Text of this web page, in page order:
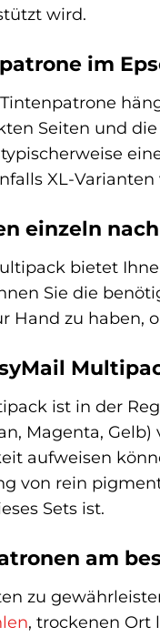
wird.
im
Seiten und
XL-
einzeln
bietet
Sie die
Hand zu
ist in der
Magenta,
aufweisen
von rein
Sets ist.
am
zu
, trockenen Ort